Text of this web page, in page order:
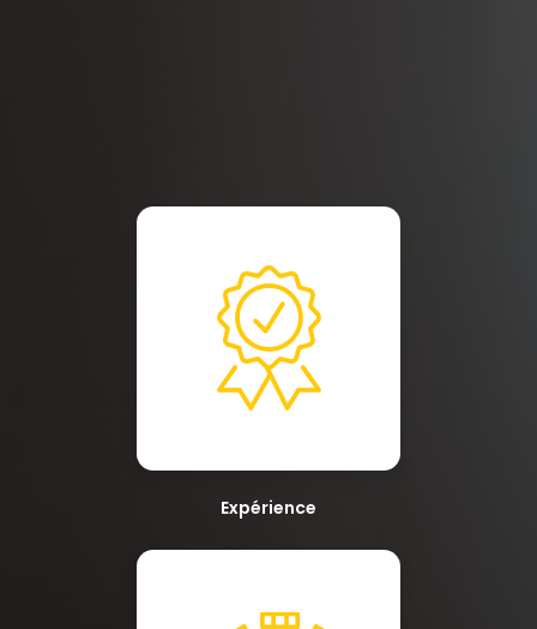
Expérience